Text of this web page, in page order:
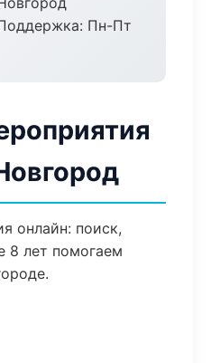
Пн-Пт
онлайн: поиск,
8 лет помогаем